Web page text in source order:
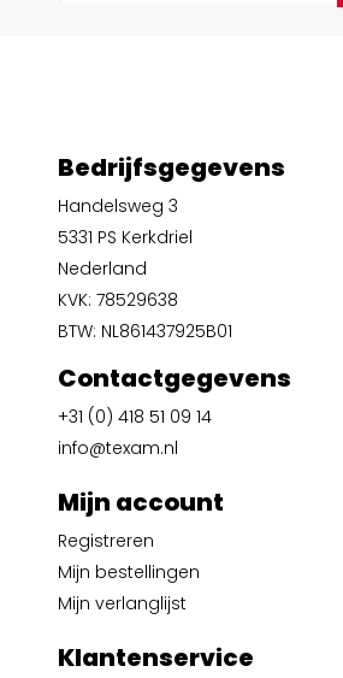
Bedrijfsgegevens
Handelsweg 3
5331 PS Kerkdriel
Nederland
KVK: 78529638
BTW: NL861437925B01
Contactgegevens
+31 (0) 418 51 09 14
info@texam.nl
Mijn account
Registreren
Mijn bestellingen
Mijn verlanglijst
Klantenservice